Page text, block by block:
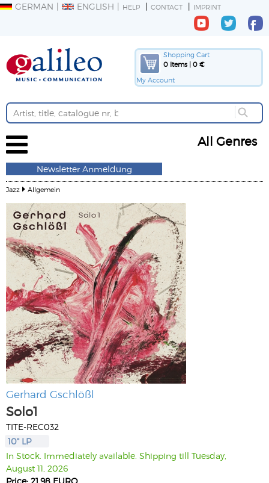
GERMAN ENGLISH HELP CONTACT IMPRINT
Shopping Cart
0 Items | 0 €
My Account
All Genres
Newsletter Anmeldung
Jazz Allgemein
Gerhard Gschlößl
Solo1
TITE-REC032
10" LP
In Stock. Immediately available. Shipping till Tuesday,
August 11, 2026
Price: 21.98 EURO